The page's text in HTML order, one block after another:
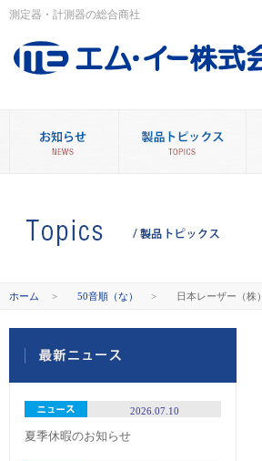
測定器・計測器の総合商社
ホーム > 50音順（な） > 日本レーザー（株）
2026.07.10
夏季休暇のお知らせ